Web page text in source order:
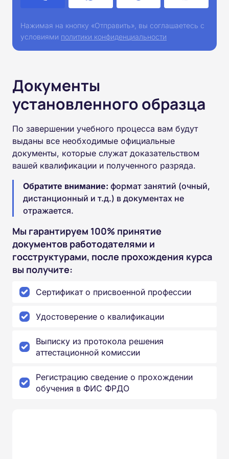
Нажимая на кнопку «Отправить», вы соглашаетесь с
условиями политики конфиденциальности
Документы
установленного образца
По завершении учебного процесса вам будут
выданы все необходимые официальные
документы, которые служат доказательством
вашей квалификации и полученного разряда.
Обратите внимание: формат занятий (очный,
дистанционный и т.д.) в документах не
отражается.
Мы гарантируем 100% принятие
документов работодателями и
госструктурами, после прохождения курса
вы получите:
Сертификат о присвоенной профессии
Удостоверение о квалификации
Выписку из протокола решения
аттестационной комиссии
Регистрацию сведение о прохождении
обучения в ФИС ФРДО